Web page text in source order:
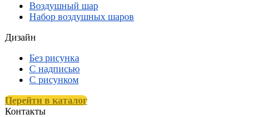
Воздушный шар
Набор воздушных шаров
Дизайн
Без рисунка
С надписью
С рисунком
Перейти в каталог
Контакты